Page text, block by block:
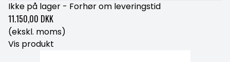
Ikke på lager - Forhør om leveringstid
11.150,00 DKK
(ekskl. moms)
Vis produkt